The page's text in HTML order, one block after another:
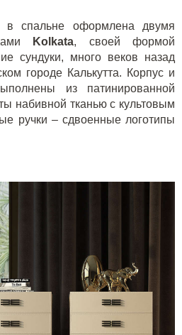
спальне оформлена двумя
Kolkata, своей формой
сундуки, много веков назад
городе Калькутта. Корпус и
из патинированной
набивной тканью с культовым
ручки – сдвоенные логотипы